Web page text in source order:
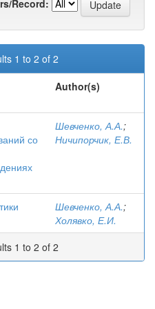
Record:
1 to 2 of 2
Author(s)
со
Шевченко, А.А.;
Ничипорчик, Е.В.
Шевченко, А.А.;
Холявко, Е.И.
1 to 2 of 2